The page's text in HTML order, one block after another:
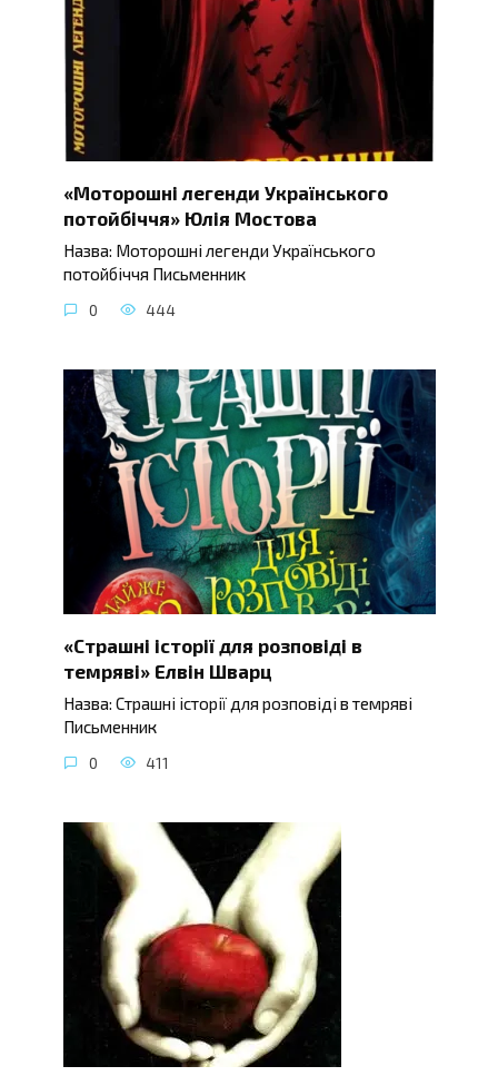
«Моторошні легенди Українського
потойбіччя» Юлія Мостова
Назва: Моторошні легенди Українського
потойбіччя Письменник
0 444
«Страшні історії для розповіді в
темряві» Елвін Шварц
Назва: Страшні історії для розповіді в темряві
Письменник
0 411